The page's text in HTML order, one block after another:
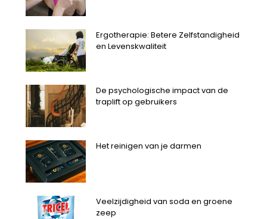
Ergotherapie: Betere Zelfstandigheid
en Levenskwaliteit
De psychologische impact van de
traplift op gebruikers
Het reinigen van je darmen
Veelzijdigheid van soda en groene
zeep